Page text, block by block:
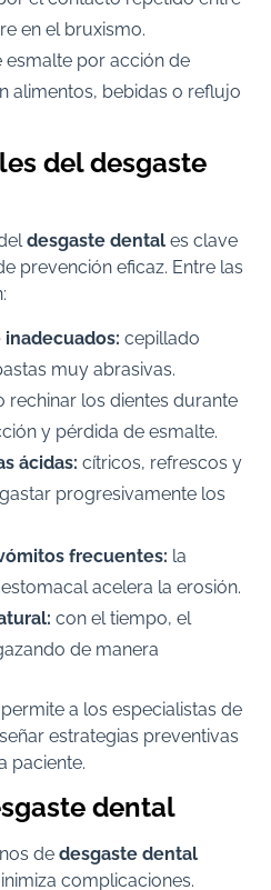
en el bruxismo.
esmalte por acción de
alimentos, bebidas o reflujo
del desgaste
desgaste dental es clave
prevención eficaz. Entre las
cepillado
muy abrasivas.
rechinar los dientes durante
y pérdida de esmalte.
ácidas: cítricos, refrescos y
progresivamente los
frecuentes: la
acelera la erosión.
con el tiempo, el
de manera
a los especialistas de
estrategias preventivas
paciente.
dental
de desgaste dental
complicaciones.